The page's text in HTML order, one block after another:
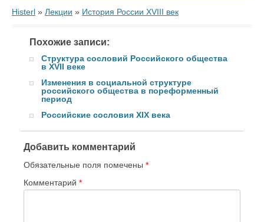
Histerl » Лекции » История России XVIII век
Похожие записи:
Структура сословий Российского общества
в XVII веке
Изменения в социальной структуре
российского общества в пореформенный
период
Российские сословия XIX века
Добавить комментарий
Обязательные поля помечены *
Комментарий *